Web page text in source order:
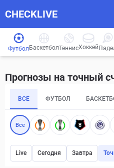
CHECKLIVE
Футбол БаскетболТеннисХоккей
Прогнозы на точный
ВСЕ ФУТБОЛ
Все
Live Сегодня Завтра